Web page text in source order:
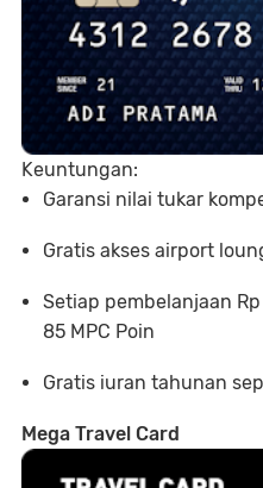
Keuntungan:
Garansi nilai tukar
Gratis akses airport
Setiap pembelanjaan
85 MPC Poin
Gratis iuran tahunan
Mega Travel Card